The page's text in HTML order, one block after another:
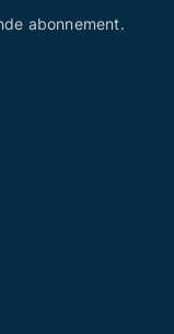
abonnement.